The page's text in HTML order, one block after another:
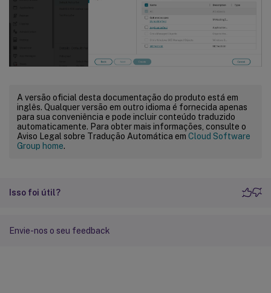
A versão oficial desta documentação do produto está em
inglês. Qualquer versão em outro idioma é fornecida apenas
para sua conveniência e pode incluir conteúdo traduzido
automaticamente. Para obter mais informações, consulte o
Aviso Legal sobre Tradução Automática em Cloud Software
Group home.
Isso foi útil?
Envie-nos o seu feedback